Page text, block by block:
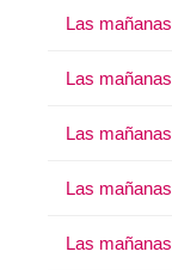
Las mañanas
Las mañanas
Las mañanas
Las mañanas
Las mañanas